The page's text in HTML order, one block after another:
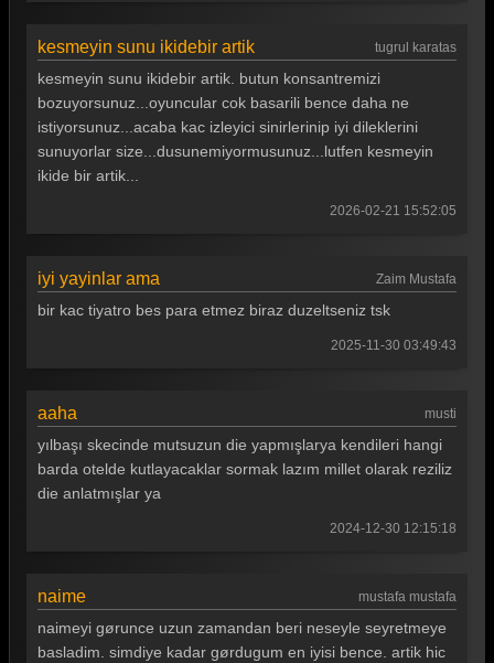
Güldür güldür 241. Bölüm
Güldür güldür 240. Bölüm
Güldür güldür 239. Bölüm
Güldür güldür 238. Bölüm
Güldür güldür 235. Bölüm
Güldür güldür 232. Bölüm
Güldür güldür 231. Bölüm
Güldür güldür 230. Bölüm
Güldür güldür 227. Bölüm
Güldür güldür 226. Bölüm
kesmeyin sunu ikidebir artik tugrul karatas
kesmeyin sunu ikidebir artik. butun konsantremizi
bozuyorsunuz...oyuncular cok basarili bence daha ne
istiyorsunuz...acaba kac izleyici sinirlerinip iyi dileklerini
sunuyorlar size...dusunemiyormusunuz...lutfen kesmeyin
ikide bir artik...
2026-02-21 15:52:05
iyi yayinlar ama Zaim Mustafa
bir kac tiyatro bes para etmez biraz duzeltseniz tsk
2025-11-30 03:49:43
aaha musti
yılbaşı skecinde mutsuzun die yapmışlarya kendileri hangi
barda otelde kutlayacaklar sormak lazım millet olarak reziliz
die anlatmışlar ya
2024-12-30 12:15:18
naime mustafa mustafa
naimeyi gørunce uzun zamandan beri neseyle seyretmeye
basladim. simdiye kadar gørdugum en iyisi bence. artik hic